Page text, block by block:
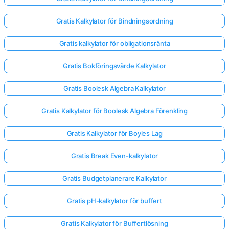
Gratis Kalkylator för Bindningsordning
Gratis kalkylator för obligationsränta
Gratis Bokföringsvärde Kalkylator
Gratis Boolesk Algebra Kalkylator
Gratis Kalkylator för Boolesk Algebra Förenkling
Gratis Kalkylator för Boyles Lag
Gratis Break Even-kalkylator
Gratis Budgetplanerare Kalkylator
Gratis pH-kalkylator för buffert
Gratis Kalkylator för Buffertlösning